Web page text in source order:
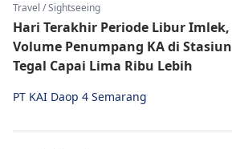
Travel / Sightseeing
Hari Terakhir Periode Libur Imlek,
Volume Penumpang KA di Stasiun
Tegal Capai Lima Ribu Lebih
PT KAI Daop 4 Semarang